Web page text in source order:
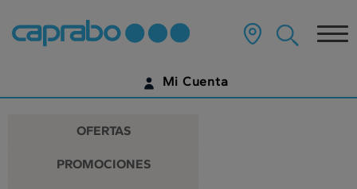
Promociones
y
descuentos
en
nuestros
supermercados
contenido
página
Mi Cuenta
¿AÚN NO TIENES UNA CUENTA DIGITAL?
OFERTAS
PROMOCIONES